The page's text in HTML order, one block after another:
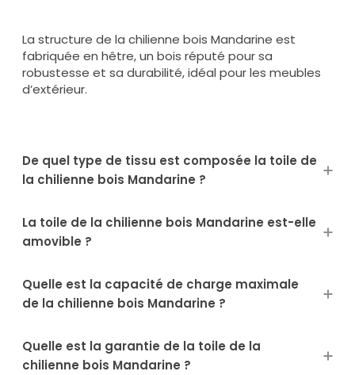
La structure de la chilienne bois Mandarine est
fabriquée en hêtre, un bois réputé pour sa
robustesse et sa durabilité, idéal pour les meubles
d’extérieur.
De quel type de tissu est composée la toile de
la chilienne bois Mandarine ?
La toile de la chilienne bois Mandarine est-elle
amovible ?
Quelle est la capacité de charge maximale
de la chilienne bois Mandarine ?
Quelle est la garantie de la toile de la
chilienne bois Mandarine ?